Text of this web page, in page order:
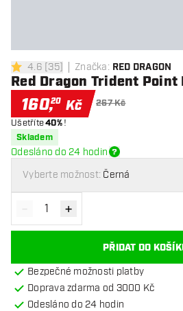
4.6 hodnoticí hvězdičky
4.6 [35] Značka: RED DRAGON
Red Dragon Trident Point
160,20 Kč 267 Kč
Ušetříte40% !
Skladem
Odesláno do 24 hodin
Vyberte možnost: Černá
Snížit množství
- Zvýšit množství
+
PŘIDAT DO
Bezpečné možnosti platby
Doprava zdarma od 3000 Kč
Odesláno do 24 hodin